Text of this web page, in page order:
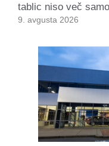
tablic niso več
9. avgusta 2026